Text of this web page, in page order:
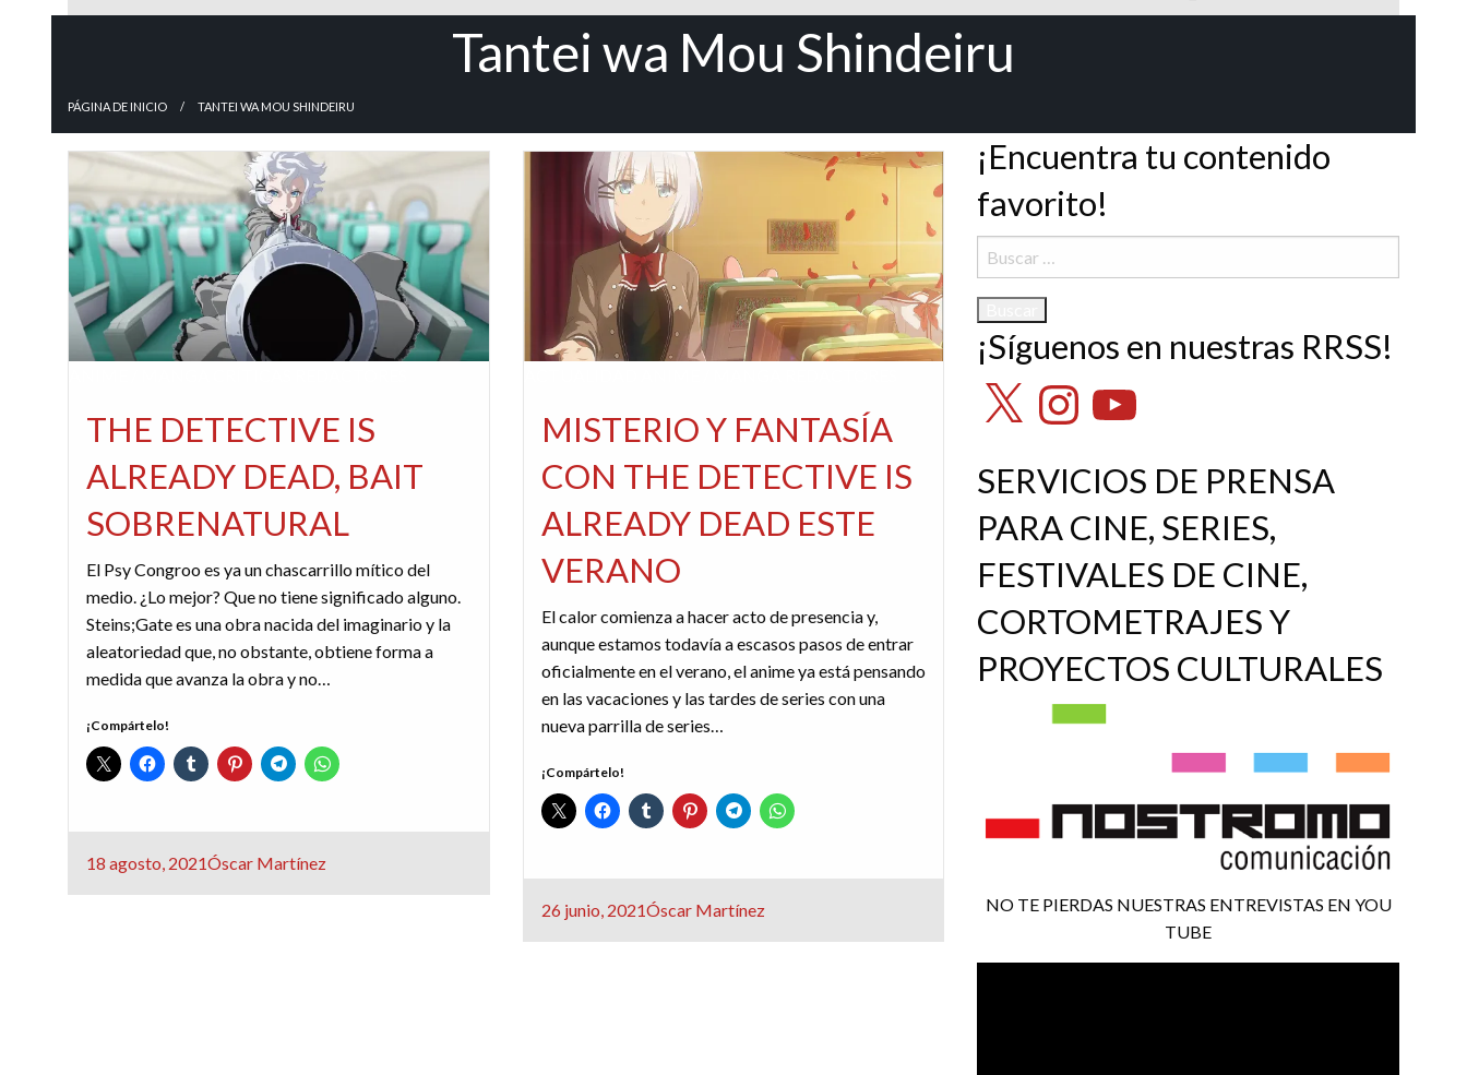
Tantei wa Mou Shindeiru
PÁGINA DE INICIO TANTEI WA MOU SHINDEIRU
THE DETECTIVE IS
ALREADY DEAD, BAIT
SOBRENATURAL
El Psy Congroo es ya un chascarrillo mítico del
medio. ¿Lo mejor? Que no tiene significado alguno.
Steins;Gate es una obra nacida del imaginario y la
aleatoriedad que, no obstante, obtiene forma a
medida que avanza la obra y no…
¡Compártelo!
Publicado
18 agosto, 2021Óscar Martínez
MISTERIO Y FANTASÍA
CON THE DETECTIVE IS
ALREADY DEAD ESTE
VERANO
El calor comienza a hacer acto de presencia y,
aunque estamos todavía a escasos pasos de entrar
oficialmente en el verano, el anime ya está pensando
en las vacaciones y las tardes de series con una
nueva parrilla de series…
¡Compártelo!
Publicado
26 junio, 2021Óscar Martínez
¡Encuentra tu contenido
favorito!
Buscar:
¡Síguenos en nuestras RRSS!
X InstagramYouTube
SERVICIOS DE PRENSA
PARA CINE, SERIES,
FESTIVALES DE CINE,
CORTOMETRAJES Y
PROYECTOS CULTURALES
NO TE PIERDAS NUESTRAS ENTREVISTAS EN YOU
TUBE